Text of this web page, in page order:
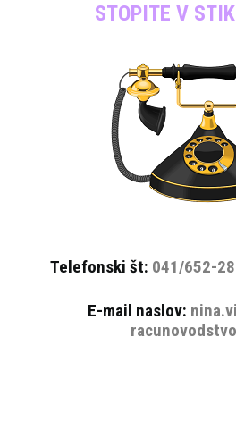
STOPITE V
Telefonski št: 041/652-
E-mail naslov: